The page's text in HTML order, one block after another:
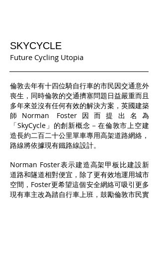
SKYCYCLE
Future Cycling Utopia
倫敦去年有十四位騎自行車的市民因交通意外
喪生，同時倫敦的交通擠塞問題日益嚴重而且
多年來並沒有任何有效的解決方案，英國建築
師Norman Foster因而提出名為
「SkyCycle」的創新概念－在倫敦市上空建
造長約二百二十公里單車專用高架道路網絡，
路線將依據現有鐵路線設計。
Norman Foster表示建造高架甲板比建設新
道路和隧道相對便宜，除了更有效地運用城市
空間，Foster更希望這個安全網絡可吸引更多
現有車主改為踏自行車上班，鼓勵倫敦市民實